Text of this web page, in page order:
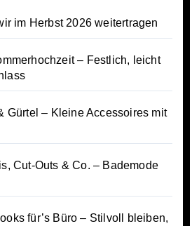
im Herbst 2026 weitertragen
– Festlich, leicht
Gürtel – Kleine Accessoires mit
Cut-Outs & Co. – Bademode
für’s Büro – Stilvoll bleiben,